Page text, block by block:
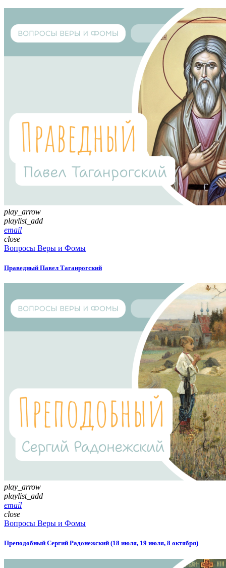
play_arrow
playlist_add
email
close
Вопросы Веры и Фомы
Праведный Павел Таганрогский
play_arrow
playlist_add
email
close
Вопросы Веры и Фомы
Преподобный Сергий Радонежский (18 июля, 19 июля, 8 октября)